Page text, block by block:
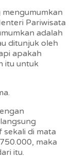
Pariwisata
adalah
ditunjuk oleh
apakah
itu untuk
di mata
maka
itu.